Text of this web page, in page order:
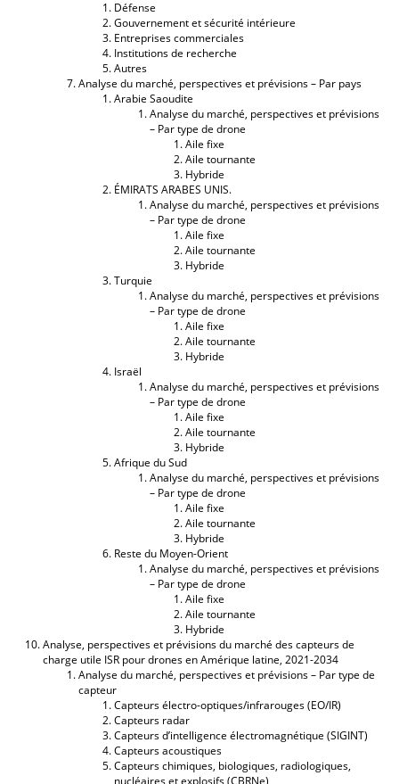
Défense
Gouvernement et sécurité intérieure
Entreprises commerciales
Institutions de recherche
Autres
Analyse du marché, perspectives et prévisions – Par pays
Arabie Saoudite
Analyse du marché, perspectives et prévisions
– Par type de drone
Aile fixe
Aile tournante
Hybride
ÉMIRATS ARABES UNIS.
Analyse du marché, perspectives et prévisions
– Par type de drone
Aile fixe
Aile tournante
Hybride
Turquie
Analyse du marché, perspectives et prévisions
– Par type de drone
Aile fixe
Aile tournante
Hybride
Israël
Analyse du marché, perspectives et prévisions
– Par type de drone
Aile fixe
Aile tournante
Hybride
Afrique du Sud
Analyse du marché, perspectives et prévisions
– Par type de drone
Aile fixe
Aile tournante
Hybride
Reste du Moyen-Orient
Analyse du marché, perspectives et prévisions
– Par type de drone
Aile fixe
Aile tournante
Hybride
Analyse, perspectives et prévisions du marché des capteurs de
charge utile ISR pour drones en Amérique latine, 2021-2034
Analyse du marché, perspectives et prévisions – Par type de
capteur
Capteurs électro-optiques/infrarouges (EO/IR)
Capteurs radar
Capteurs d’intelligence électromagnétique (SIGINT)
Capteurs acoustiques
Capteurs chimiques, biologiques, radiologiques,
nucléaires et explosifs (CBRNe)